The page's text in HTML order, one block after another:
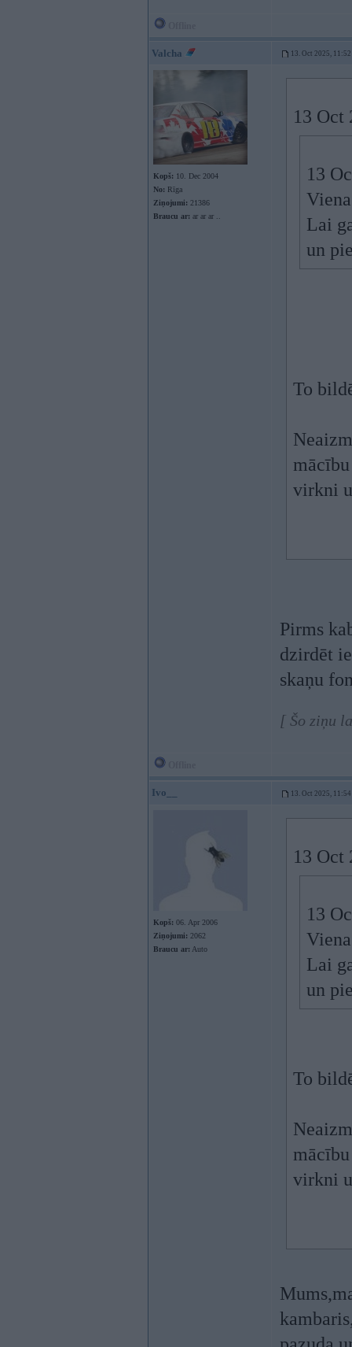
Valcha 13. Oct 2025, 11:52
Kopš: 10. Dec 2004
No: Rīga
Ziņojumi: 21386
Braucu ar: ar ar ar ..
13 Oct
13
Lai
un
To
virkni
Pirms
dzirdēt
skaņu
[ Šo ziņu
Ivo__ 13. Oct 2025, 11:54
Kopš: 06. Apr 2006
Ziņojumi: 2062
Braucu ar: Auto
13 Oct
13
Lai
un
To
virkni